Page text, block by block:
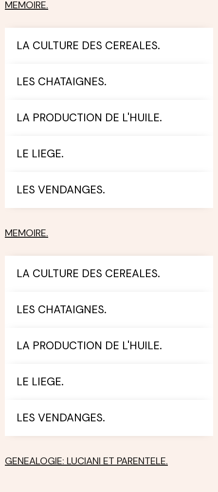
MEMOIRE.
LA CULTURE DES CEREALES.
LES CHATAIGNES.
LA PRODUCTION DE L'HUILE.
LE LIEGE.
LES VENDANGES.
MEMOIRE.
LA CULTURE DES CEREALES.
LES CHATAIGNES.
LA PRODUCTION DE L'HUILE.
LE LIEGE.
LES VENDANGES.
GENEALOGIE: LUCIANI ET PARENTELE.